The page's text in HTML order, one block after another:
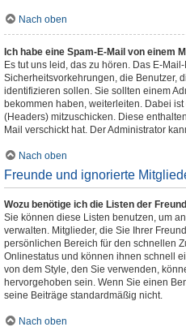
Nach oben
Ich habe eine Spam-E-Mail von einem
Es tut uns leid, das zu hören. Das E-
Sicherheitsvorkehrungen, die Benutzer,
identifizieren sollen. Sie sollten einem
bekommen haben, weiterleiten. Dabei
(Headers) mitzuschicken. Diese
Mail verschickt hat. Der Administrator
Nach oben
Freunde und ignorierte
Wozu benötige ich die Listen der
Sie können diese Listen benutzen, um
verwalten. Mitglieder, die Sie Ihrer
persönlichen Bereich für den schnellen
Onlinestatus und können ihnen schnell
von dem Style, den Sie verwenden,
hervorgehoben sein. Wenn Sie einen
seine Beiträge standardmäßig nicht.
Nach oben